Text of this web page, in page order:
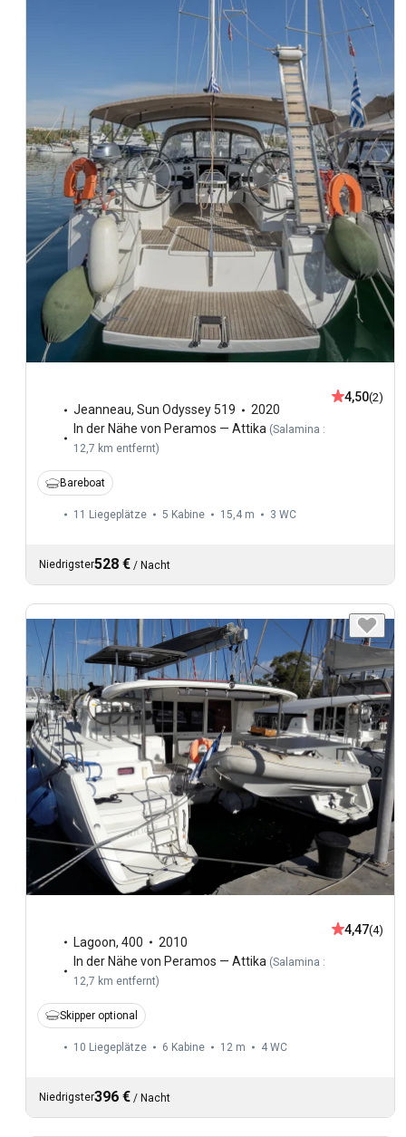
Jeanneau, Sun Odyssey 519
2020
In der Nähe von Peramos — Attika (Salamina :
12,7 km entfernt)
4,50(2)
Bareboat
11 Liegeplätze 5 Kabine 15,4 m 3 WC
Niedrigster528 € / Nacht
Lagoon, 400
2010
In der Nähe von Peramos — Attika (Salamina :
12,7 km entfernt)
4,47(4)
Skipper optional
10 Liegeplätze 6 Kabine 12 m 4 WC
Niedrigster396 € / Nacht